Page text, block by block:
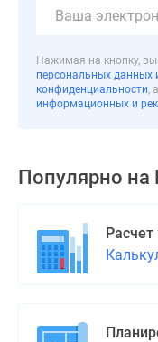
Нажимая на кнопку, вы
персональных данных
конфиденциальности,
информационных и
Популярно на